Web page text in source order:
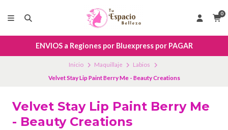
0
ENVIOS a Regiones por Bluexpress por PAGAR
Inicio Maquillaje
Labios
Velvet Stay Lip Paint Berry Me - Beauty Creations
Velvet Stay Lip Paint Berry Me
- Beauty Creations